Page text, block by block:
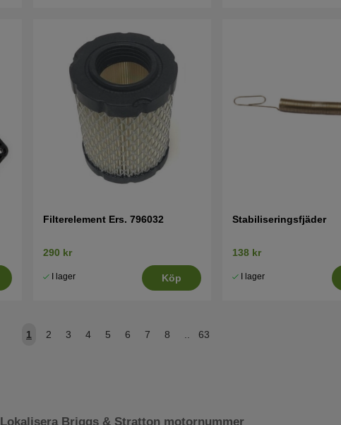
Filterelement Ers. 796032
290 kr
I lager Köp
Stabiliseringsfjäder
138 kr
I lager
1 2 3 4 5 6 7 8 63
Lokalisera Briggs & Stratton motornummer